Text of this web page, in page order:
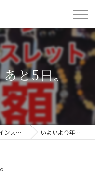
と5日。
ンスタグラム いよいよ今年もあと5日。